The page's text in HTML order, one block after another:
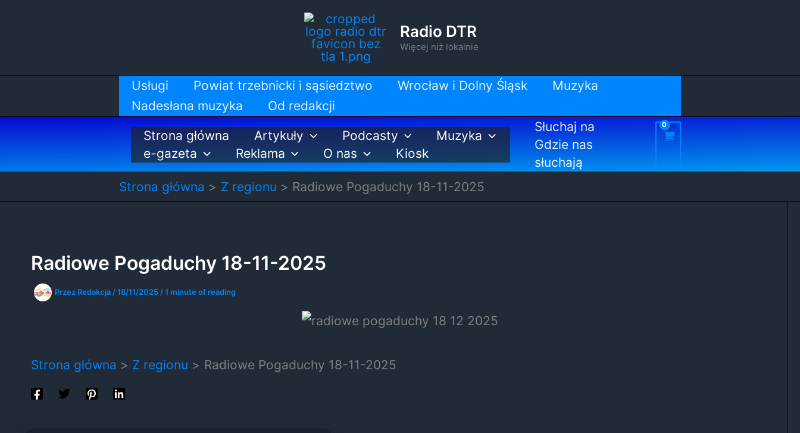
Radio DTR
Więcej niż lokalnie
Usługi Powiat trzebnicki i sąsiedztwo Wrocław i Dolny Śląsk
Muzyka
Nadesłana muzyka
Od redakcji
Strona główna
Artykuły Podcasty
Muzyka
e-gazeta
Reklama O nas Kiosk
Słuchaj na
Gdzie nas
słuchają
Strona główna
Z regionu Radiowe Pogaduchy 18-11-2025
Radiowe Pogaduchy 18-11-2025
Przez Redakcja /18/11/2025 /1 minute of reading
Strona główna Z regionu Radiowe Pogaduchy 18-11-2025